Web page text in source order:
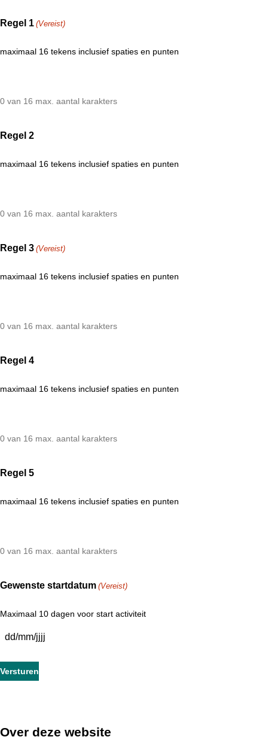
Regel 1 (Vereist)
maximaal 16 tekens inclusief spaties en punten
0 van 16 max. aantal karakters
Regel 2
maximaal 16 tekens inclusief spaties en punten
0 van 16 max. aantal karakters
Regel 3 (Vereist)
maximaal 16 tekens inclusief spaties en punten
0 van 16 max. aantal karakters
Regel 4
maximaal 16 tekens inclusief spaties en punten
0 van 16 max. aantal karakters
Regel 5
maximaal 16 tekens inclusief spaties en punten
0 van 16 max. aantal karakters
Gewenste startdatum (Vereist)
Maximaal 10 dagen voor start activiteit
s
h
Over deze website